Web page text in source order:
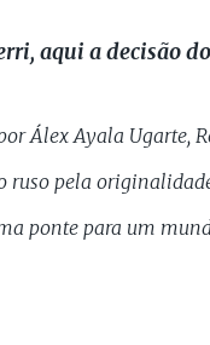
aqui a decisão
Álex Ayala Ugarte,
pela
ponte para um